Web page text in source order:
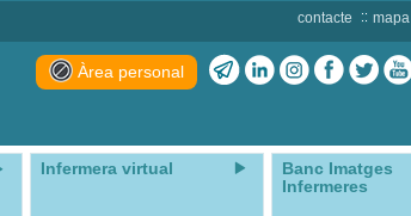
contacte mapa
Àrea personal
Infermera virtual
Banc Imatges
Infermeres